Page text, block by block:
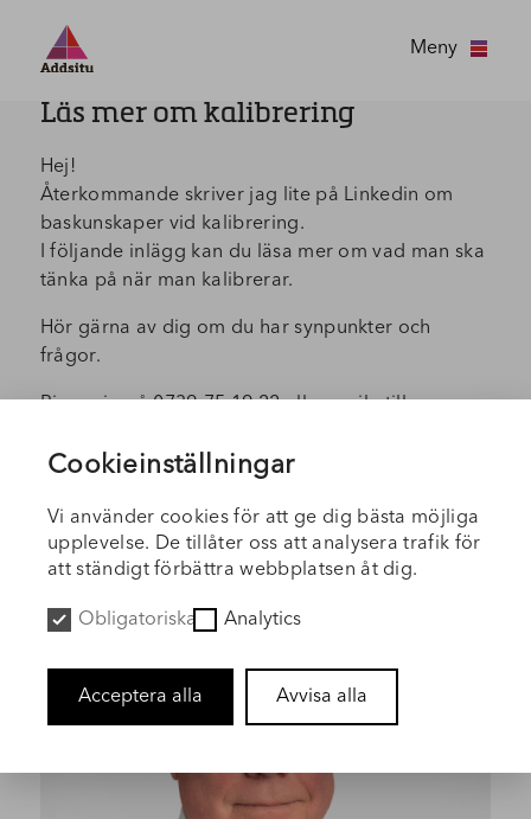
Meny
Läs mer om kalibrering
Hej!
Återkommande skriver jag lite på Linkedin om
baskunskaper vid kalibrering.
I följande inlägg kan du läsa mer om vad man ska
tänka på när man kalibrerar.
Hör gärna av dig om du har synpunkter och
frågor.
Ring mig på 0739-75 19 22 eller mejla till
Tomas
Cookieinställningar
Vi använder cookies för att ge dig bästa möjliga
upplevelse. De tillåter oss att analysera trafik för
att ständigt förbättra webbplatsen åt dig.
Obligatoriska Analytics
Acceptera alla Avvisa alla